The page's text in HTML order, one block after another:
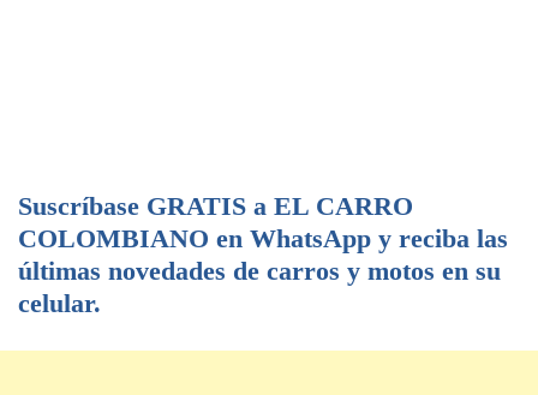
Suscríbase GRATIS a EL CARRO
COLOMBIANO en WhatsApp y reciba las
últimas novedades de carros y motos en su
celular.